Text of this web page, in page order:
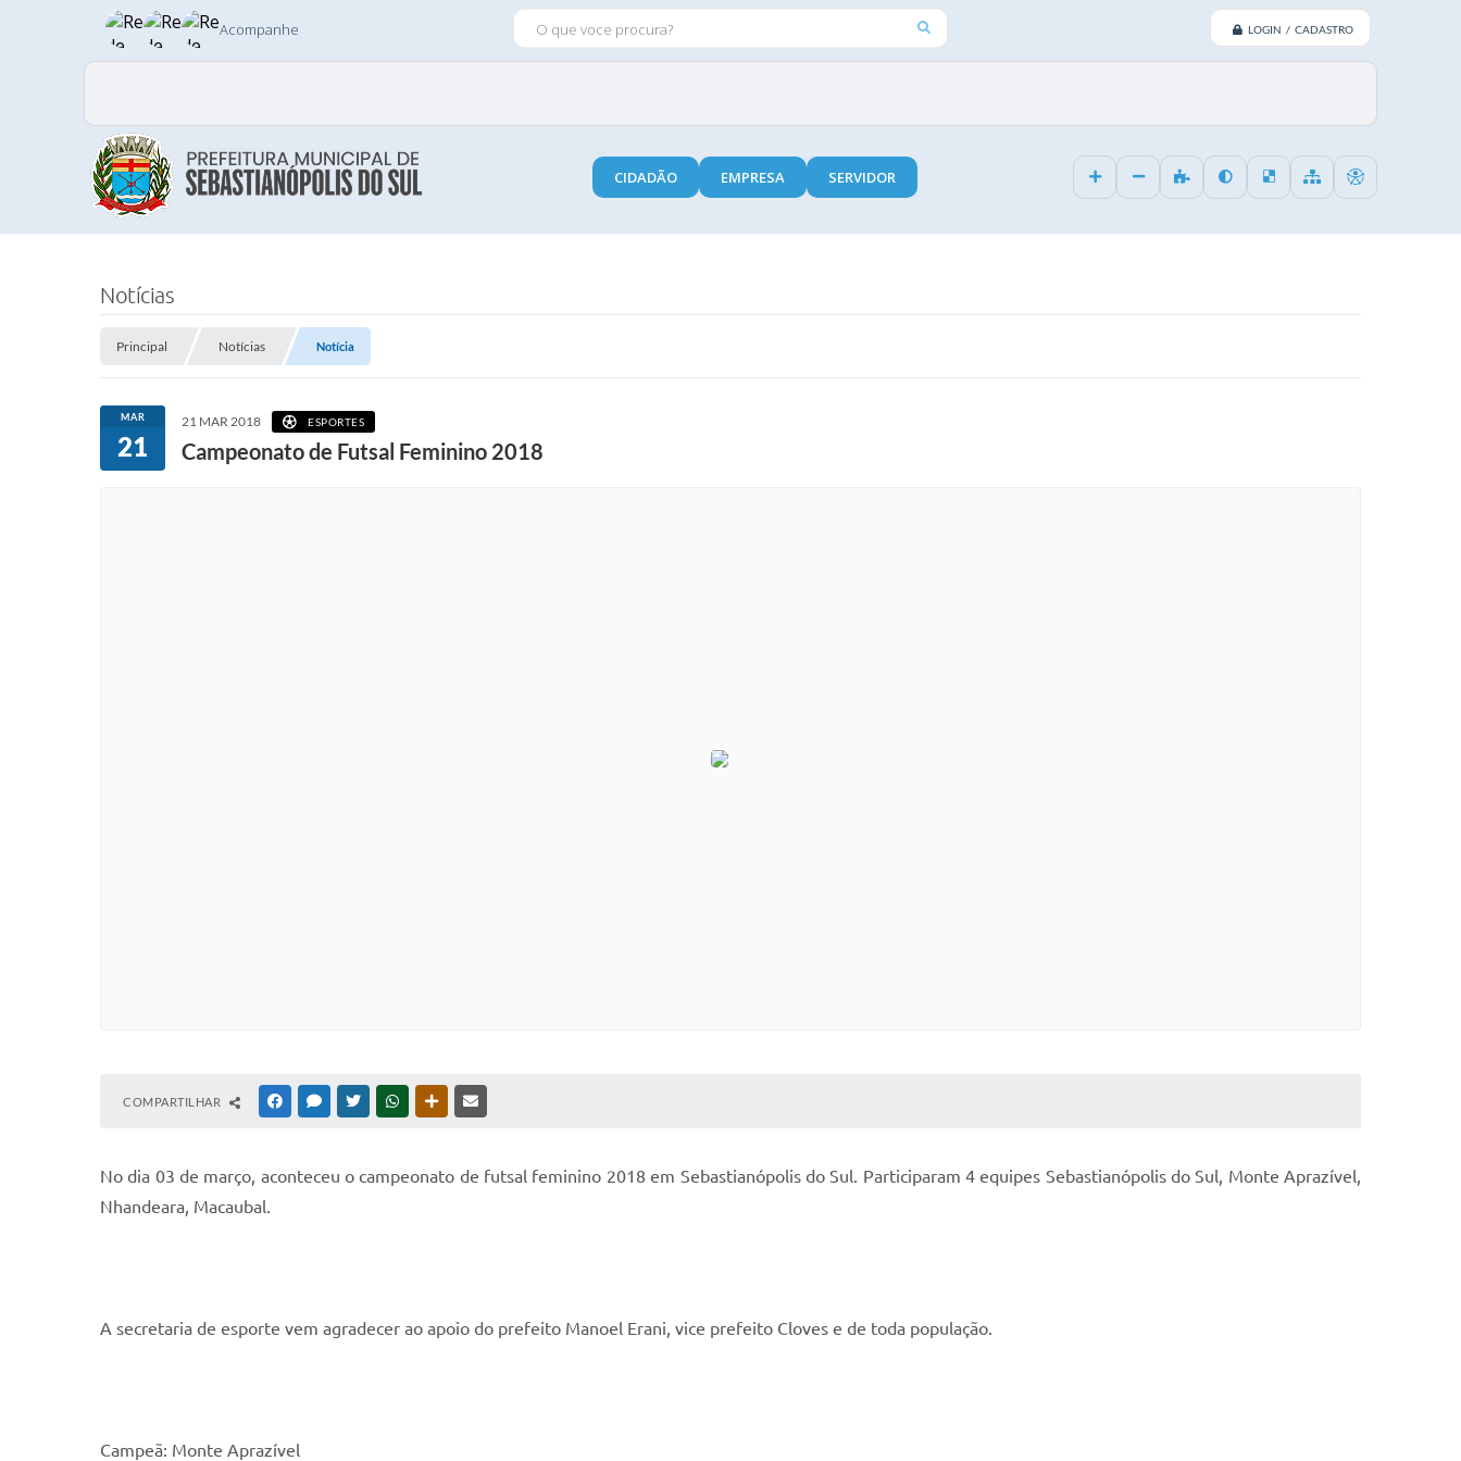
LOGIN / CADASTRO
O QUE VOCE PROCURA?
Acompanhe
CIDADÃO EMPRESA SERVIDOR
Notícias
Principal Notícias Notícia
MAR
21
21 MAR 2018 ESPORTES
Campeonato de Futsal Feminino 2018
COMPARTILHAR FACEBOOKMESSENGER
TWITTERWHATSAPPOUTRAS MÍDIAS
No dia 03 de março, aconteceu o campeonato de futsal feminino 2018 em Sebastianópolis do Sul. Participaram 4 equipes Sebastianópolis do Sul, Monte Aprazível,
Nhandeara, Macaubal.
A secretaria de esporte vem agradecer ao apoio do prefeito Manoel Erani, vice prefeito Cloves e de toda população.
Campeã: Monte Aprazível